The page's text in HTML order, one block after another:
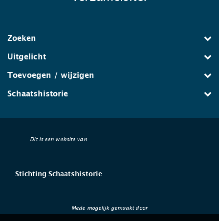
Zoeken
Uitgelicht
Toevoegen / wijzigen
Schaatshistorie
Dit is een website van
Stichting Schaatshistorie
Mede mogelijk gemaakt door